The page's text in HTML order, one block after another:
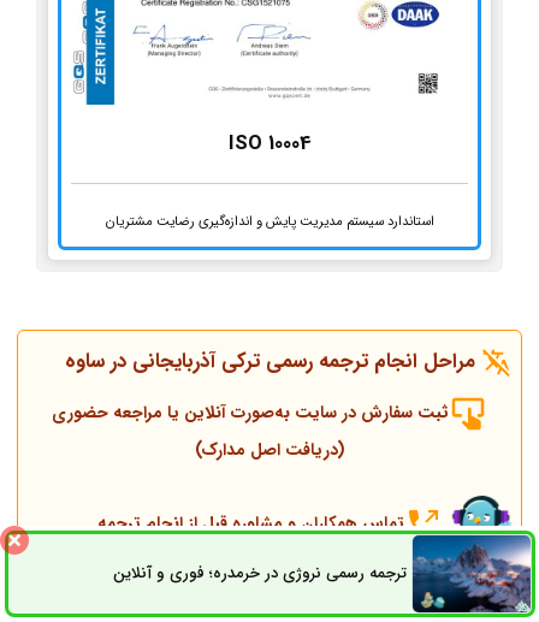
ISO 10004
استاندارد سیستم مدیریت پایش و اندازه‌گیری رضایت مشتریان
مراحل انجام ترجمه رسمی ترکی آذربایجانی در ساوه
ثبت سفارش در سایت به‌صورت آنلاین یا مراجعه حضوری
(دریافت اصل مدارک)
تماس همکاران و مشاوره قبل از انجام ترجمه
ترجمه رسمی نروژی در خرمدره؛ فوری و آنلاینثبت سفارش راه های ارتباطی